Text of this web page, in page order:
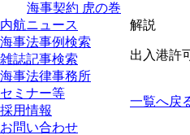
海事契約 虎の巻
内航ニュース
海事法事例検索
雑誌記事検索
海事法律事務所
セミナー等
採用情報
お問い合わせ
解説
出入港許
一覧へ戻